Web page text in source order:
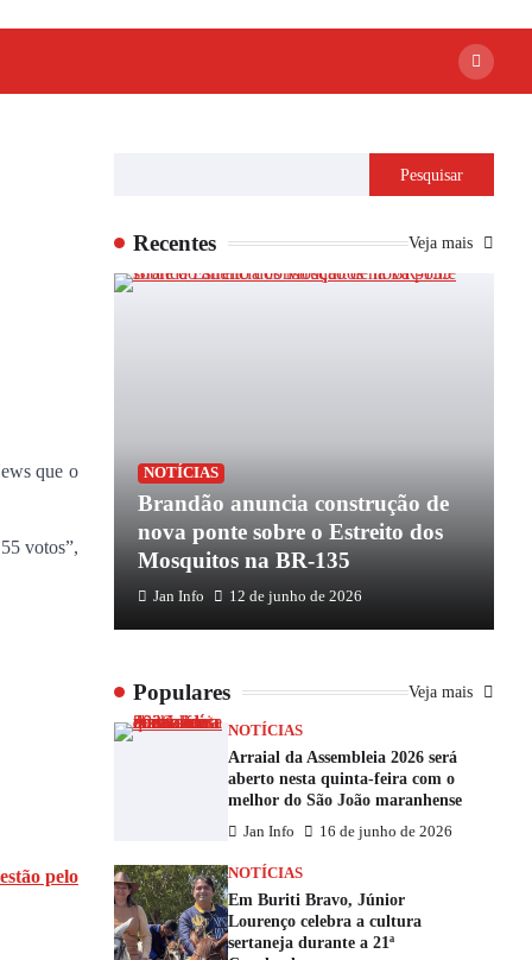
que o
votos”,
pelo
Pesquisar
Recentes Veja mais
NOTÍCIAS
Brandão anuncia construção de
nova ponte sobre o Estreito dos
Mosquitos na BR-135
Jan Info 12 de junho de 2026
Populares Veja mais
NOTÍCIAS
Arraial da Assembleia 2026 será
aberto nesta quinta-feira com o
melhor do São João maranhense
Jan Info 16 de junho de 2026
NOTÍCIAS
Em Buriti Bravo, Júnior
Lourenço celebra a cultura
sertaneja durante a 21ª